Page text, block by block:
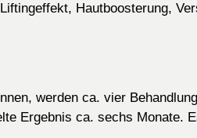
Hautboosterung,
werden ca. vier
Ergebnis ca. sechs Monate.